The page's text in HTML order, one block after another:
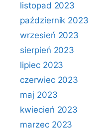
listopad 2023
październik 2023
wrzesień 2023
sierpień 2023
lipiec 2023
czerwiec 2023
maj 2023
kwiecień 2023
marzec 2023